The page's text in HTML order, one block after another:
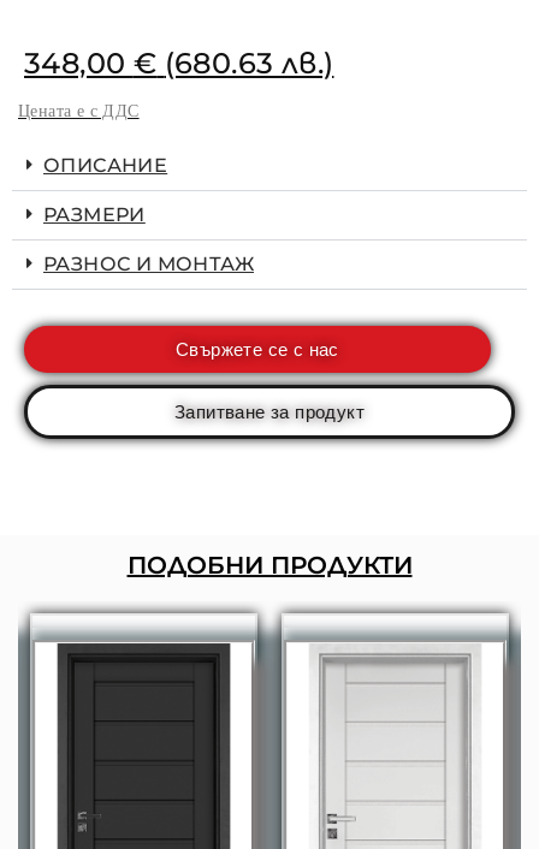
348,00 € (680.63 лв.)
Цената е с ДДС
ОПИСАНИЕ
РАЗМЕРИ
РАЗНОС И МОНТАЖ
Свържете се с нас
Запитване за продукт
ПОДОБНИ ПРОДУКТИ